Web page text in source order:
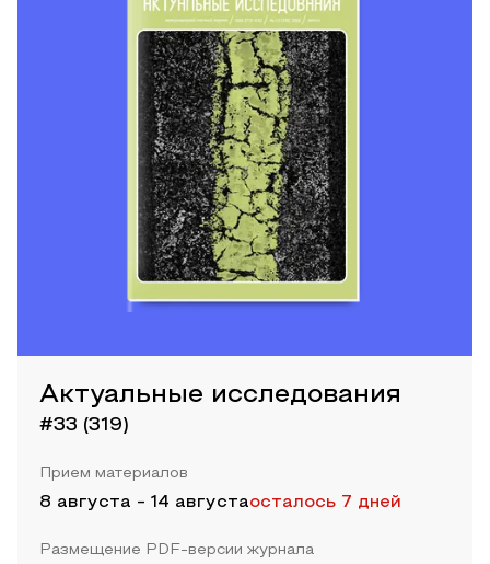
Актуальные исследования
#33 (319)
Прием материалов
8 августа - 14 августаосталось 7 дней
Размещение PDF-версии журнала